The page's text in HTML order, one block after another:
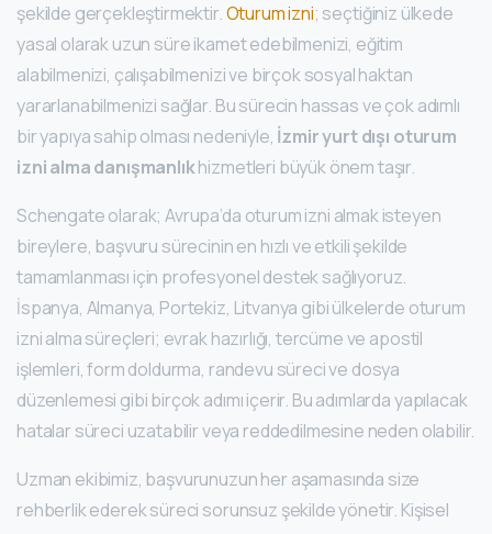
şekilde gerçekleştirmektir.Oturum izni; seçtiğiniz ülkede
yasal olarak uzun süre ikamet edebilmenizi, eğitim
alabilmenizi, çalışabilmenizi ve birçok sosyal haktan
yararlanabilmenizi sağlar. Bu sürecin hassas ve çok adımlı
bir yapıya sahip olması nedeniyle, İzmir yurt dışı oturum
izni alma danışmanlıkhizmetleri büyük önem taşır.
Schengate olarak; Avrupa’da oturum izni almak isteyen
bireylere, başvuru sürecinin en hızlı ve etkili şekilde
tamamlanması için profesyonel destek sağlıyoruz.
İspanya, Almanya, Portekiz, Litvanya gibi ülkelerde oturum
izni alma süreçleri; evrak hazırlığı, tercüme ve apostil
işlemleri, form doldurma, randevu süreci ve dosya
düzenlemesi gibi birçok adımı içerir. Bu adımlarda yapılacak
hatalar süreci uzatabilir veya reddedilmesine neden olabilir.
Uzman ekibimiz, başvurunuzun her aşamasında size
rehberlik ederek süreci sorunsuz şekilde yönetir. Kişisel